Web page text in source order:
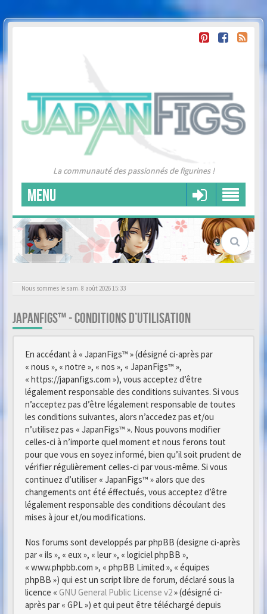
La communauté des passionnés de figurines !
MENU
Nous sommes le sam. 8 août 2026 15:33
JAPANFIGS™ - CONDITIONS D’UTILISATION
En accédant à « JapanFigs™ » (désigné ci-après par
« nous », « notre », « nos », « JapanFigs™ »,
« https://japanfigs.com »), vous acceptez d’être
légalement responsable des conditions suivantes. Si vous
n’acceptez pas d’être légalement responsable de toutes
les conditions suivantes, alors n’accedez pas et/ou
n’utilisez pas « JapanFigs™ ». Nous pouvons modifier
celles-ci à n’importe quel moment et nous ferons tout
pour que vous en soyez informé, bien qu’il soit prudent de
vérifier régulièrement celles-ci par vous-même. Si vous
continuez d’utiliser « JapanFigs™ » alors que des
changements ont été éffectués, vous acceptez d’être
légalement responsable des conditions découlant des
mises à jour et/ou modifications.
Nos forums sont developpés par phpBB (designe ci-après
par « ils », « eux », « leur », « logiciel phpBB »,
« www.phpbb.com », « phpBB Limited », « équipes
phpBB ») qui est un script libre de forum, déclaré sous la
licence « GNU General Public License v2» (désigné ci-
après par « GPL ») et qui peut être téléchargé depuis